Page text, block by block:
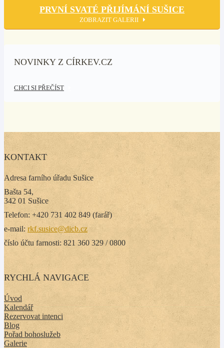
PRVNÍ SVATÉ PŘIJÍMÁNÍ SUŠICE
ZOBRAZIT GALERII
NOVINKY Z CÍRKEV.CZ
CHCI SI PŘEČÍST
KONTAKT
Adresa farního úřadu Sušice
Bašta 54,
342 01 Sušice
Telefon: +420 731 402 849 (farář)
e-mail: rkf.susice@dicb.cz
číslo účtu farnosti: 821 360 329 / 0800
RYCHLÁ NAVIGACE
Úvod
Kalendář
Rezervovat intenci
Blog
Pořad bohoslužeb
Galerie